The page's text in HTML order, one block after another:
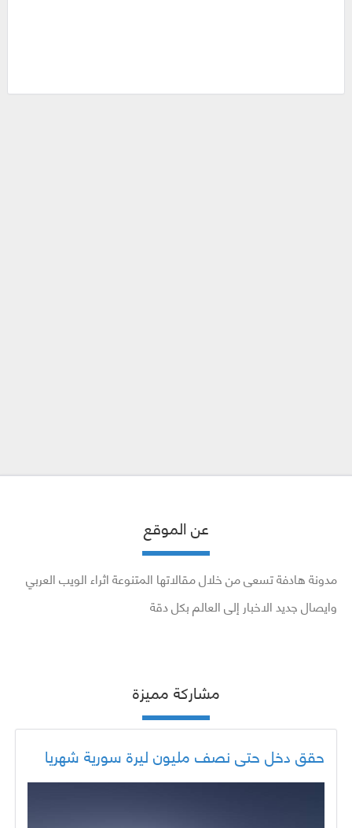
عن الموقع
مدونة هادفة تسعى من خلال مقالاتها المتنوعة اثراء الويب العربي
وايصال جديد الاخبار إلى العالم بكل دقة
مشاركة مميزة
حقق دخل حتى نصف مليون ليرة سورية شهريا